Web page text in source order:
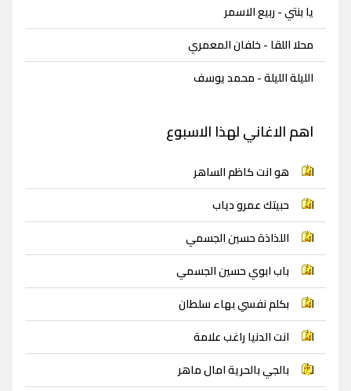
يا بنتي - ربيع الاسمر
محلا اللقا - خلفان المعمري
الليلة الليلة - محمد يوسف
اهم الاغاني لهذا الاسبوع
هو انت كاظم الساهر
حبيتك عمرو دياب
اللذاذة حسين الجسمي
باب ابوي حسين الجسمي
بكلم نفسي بهاء سلطان
انت الدنيا راغب علامة
بالجي بالحرية امال ماهر